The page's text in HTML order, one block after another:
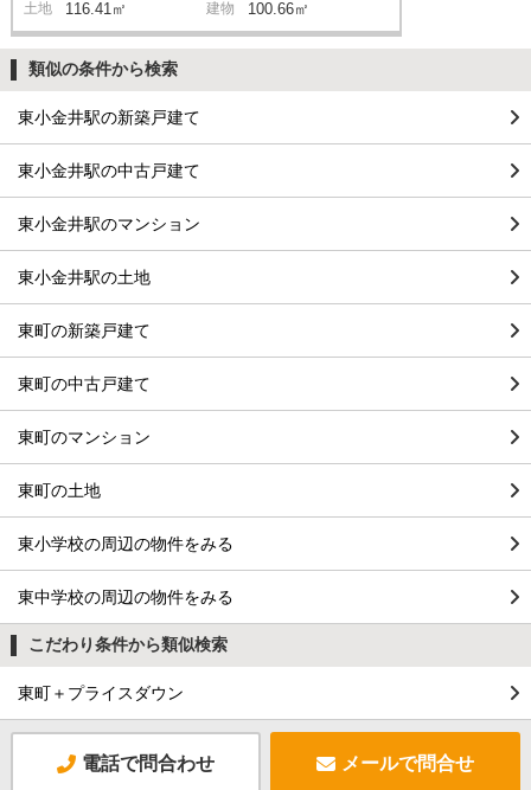
土地 116.41㎡ 建物 100.66㎡
類似の条件から検索
東小金井駅の新築戸建て
東小金井駅の中古戸建て
東小金井駅のマンション
東小金井駅の土地
東町の新築戸建て
東町の中古戸建て
東町のマンション
東町の土地
東小学校の周辺の物件をみる
東中学校の周辺の物件をみる
こだわり条件から類似検索
東町＋プライスダウン
電話で問合わせ メールで問合せ